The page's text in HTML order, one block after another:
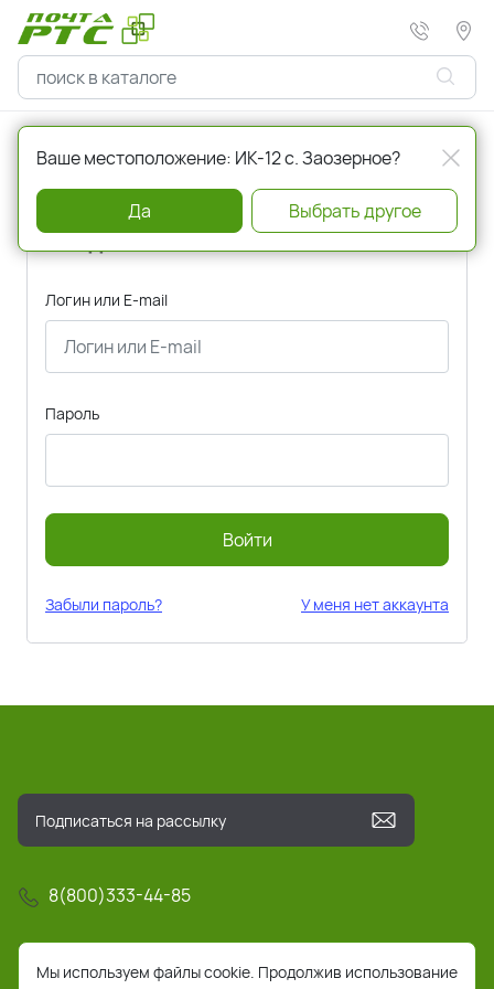
Главная Авторизация
Вход
Логин или E-mail
Пароль
Войти
Забыли пароль? У меня нет аккаунта
8(800)333-44-85
info@pochta-rts.ru
Мы используем файлы cookie. Продолжив использование
Ваше местоположение: ИК-12 с. Заозерное?
Да Выбрать другое